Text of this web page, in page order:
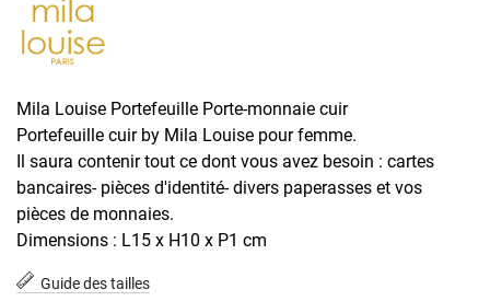
Mila Louise Portefeuille Porte-monnaie cuir
Portefeuille cuir by Mila Louise pour femme.
Il saura contenir tout ce dont vous avez besoin : cartes
bancaires- pièces d'identité- divers paperasses et vos
pièces de monnaies.
Dimensions : L15 x H10 x P1 cm
Guide des tailles